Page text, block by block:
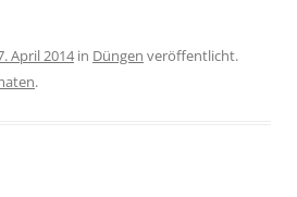
April 2014in Düngen veröffentlicht.
.